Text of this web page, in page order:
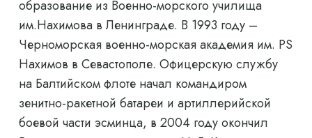
образование из Военно-морского училища
им.Нахимова в Ленинграде. В 1993 году –
Черноморская военно-морская академия им. PS
Нахимов в Севастополе. Офицерскую службу
на Балтийском флоте начал командиром
зенитно-ракетной батареи и артиллерийской
боевой части эсминца, в 2004 году окончил